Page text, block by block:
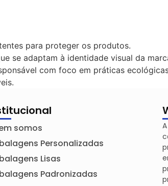
para proteger os produtos.
se adaptam à identidade visual da
com foco em práticas
somos
Personalizadas
Lisas
Padronizadas